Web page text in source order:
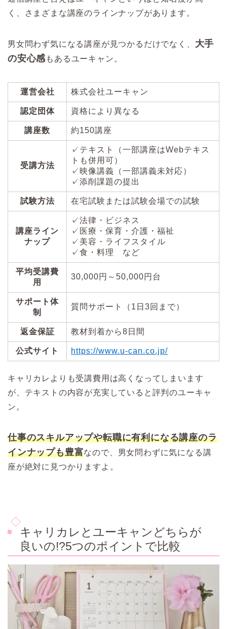
く、さまざまな講座のラインナップがあります。
男女問わず気になる講座が見つかるだけでなく、 大手
の安心感もあるユーキャン。
運営会社 株式会社ユーキャン
認定団体 資格により異なる
講座数 約150講座
受講方法
✓テキスト（一部講座はWebテキス
トも併用可）
✓映像講義（一部講義未対応）
✓添削課題の提出
試験方法 在宅試験または試験会場での試験
講座ライン
ナップ
✓法律・ビジネス
✓医療・保育・介護・福祉
✓美容・ライフスタイル
✓食・料理 など
平均受講費
用
30,000円～50,000円台
サポート体
制
質問サポート（1日3回まで）
返金保証 教材到着から8日間
公式サイト https://www.u-can.co.jp/
キャリカレよりも受講費用は高くなってしまいます
が、テキストの内容が充実していると評判のユーキャ
ン。
仕事のスキルアップや転職に有利になる講座のラ
インナップも豊富なので、男女問わずに気になる講
座が絶対に見つかりますよ。
キャリカレとユーキャンどちらが
良いの!?5つのポイントで比較